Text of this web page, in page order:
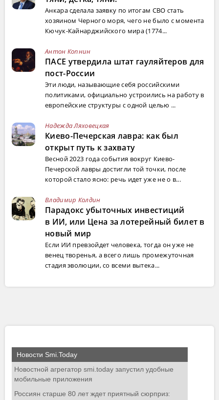
Анкара сделала заявку по итогам СВО стать
хозяином Черного моря, чего не было с момента
Кючук-Кайнарджийского мира (1774...
Антон Копнин
ПАСЕ утвердила штат гауляйтеров для
пост-России
Эти люди, называющие себя российскими
политиками, официально устроились на работу в
европейские структуры с одной целью ...
Надежда Ляховецкая
Киево-Печерская лавра: как был
открыт путь к захвату
Весной 2023 года события вокруг Киево-
Печерской лавры достигли той точки, после
которой стало ясно: речь идет уже не о в...
Владимир Колдин
Парадокс убыточных инвестиций
в ИИ, или Цена за лотерейный билет в
новый мир
Если ИИ превзойдет человека, тогда он уже не
венец творенья, а всего лишь промежуточная
стадия эволюции, со всеми вытека...